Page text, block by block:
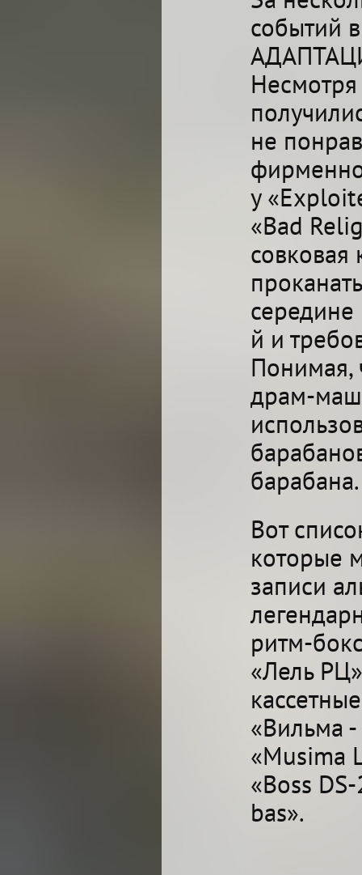
событий
не
у
«Bad
совковая
й и
Понимая,
драм-
барабана.
Вот
которые
записи
ритм-
«Лель
«Вильма -
«Musima
«Boss
bas».